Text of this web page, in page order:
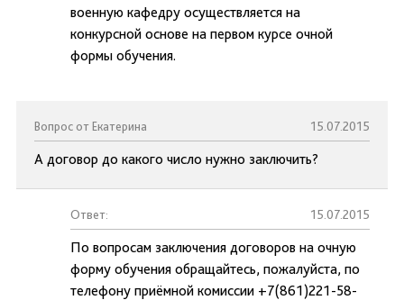
военную кафедру осуществляется на
конкурсной основе на первом курсе очной
формы обучения.
Вопрос от Екатерина 15.07.2015
А договор до какого число нужно заключить?
Ответ: 15.07.2015
По вопросам заключения договоров на очную
форму обучения обращайтесь, пожалуйста, по
телефону приёмной комиссии +7(861)221-58-